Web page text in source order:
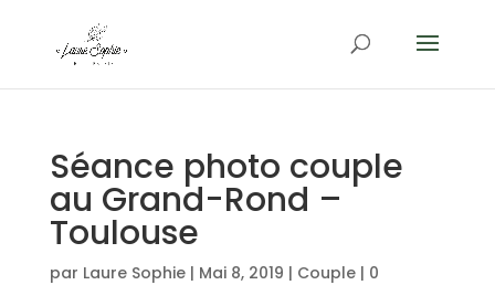
Séance photo couple
au Grand-Rond –
Toulouse
par Laure Sophie| Mai 8, 2019 | Couple| 0